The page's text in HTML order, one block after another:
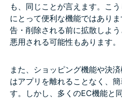
も、同じことが言えます。こ
にとって便利な機能ではあり
告・削除される前に拡散しよ
悪用される可能性もあります。
また、ショッピング機能や決
はアプリを離れることなく、
す。しかし、多くのEC機能と